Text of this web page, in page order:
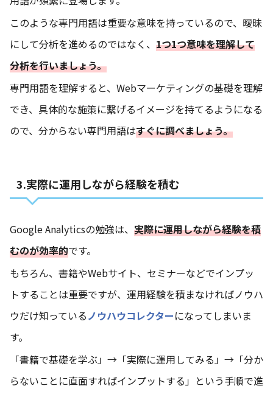
このような専門用語は重要な意味を持っているので、曖昧
にして分析を進めるのではなく、 1つ1つ意味を理解して
分析を行いましょう。
専門用語を理解すると、Webマーケティングの基礎を理解
でき、具体的な施策に繋げるイメージを持てるようになる
ので、分からない専門用語はすぐに調べましょう。
3.実際に運用しながら経験を積む
Google Analyticsの勉強は、 実際に運用しながら経験を積
むのが効率的です。
もちろん、書籍やWebサイト、セミナーなどでインプッ
トすることは重要ですが、運用経験を積まなければノウハ
ウだけ知っているノウハウコレクターになってしまいま
す。
「書籍で基礎を学ぶ」→「実際に運用してみる」→「分か
らないことに直面すればインプットする」という手順で進